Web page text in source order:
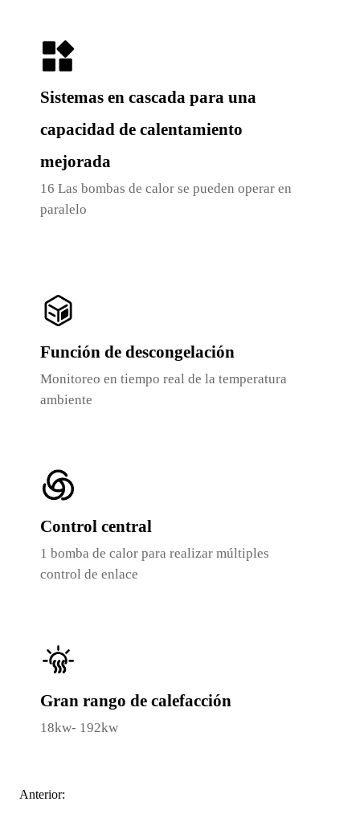
Sistemas en cascada para una
capacidad de calentamiento
mejorada
16 Las bombas de calor se pueden operar en
paralelo
Función de descongelación
Monitoreo en tiempo real de la temperatura
ambiente
Control central
1 bomba de calor para realizar múltiples
control de enlace
Gran rango de calefacción
18kw- 192kw
Anterior: